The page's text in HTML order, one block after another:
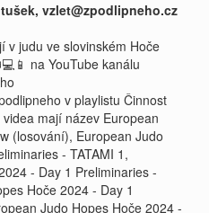
vzlet@zpodlipneho.cz
v judu ve slovinském Hoče
na YouTube kanálu
v playlistu Činnost
mají název European
(losování), European Judo
- TATAMI 1,
- Day 1 Preliminaries -
Hoče 2024 - Day 1
Judo Hopes Hoče 2024 -